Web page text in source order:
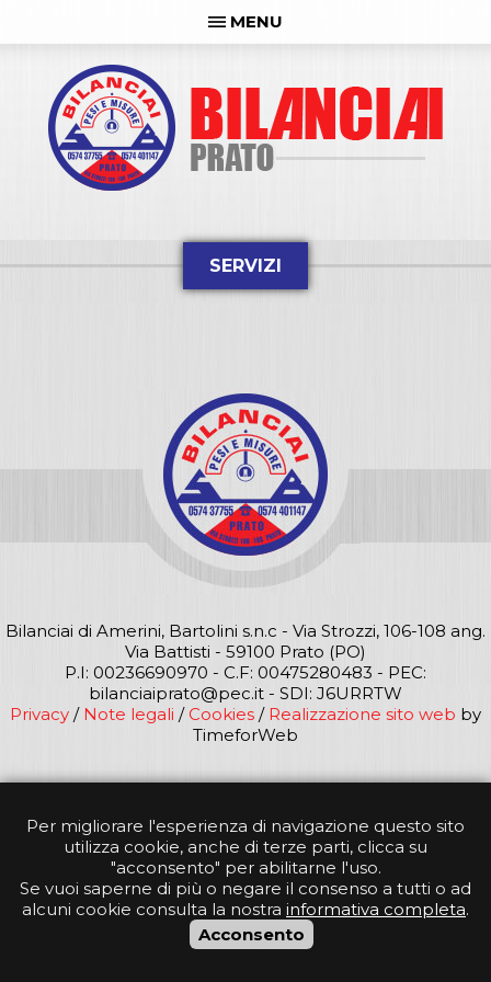
MENU
SERVIZI
Bilanciai di Amerini, Bartolini s.n.c - Via Strozzi, 106-108 ang.
Via Battisti - 59100 Prato (PO)
P.I: 00236690970 - C.F: 00475280483 - PEC:
bilanciaiprato@pec.it - SDI: J6URRTW
Privacy / Note legali / Cookies / Realizzazione sito web by
TimeforWeb
Per migliorare l'esperienza di navigazione questo sito
utilizza cookie, anche di terze parti, clicca su
"acconsento" per abilitarne l'uso.
Se vuoi saperne di più o negare il consenso a tutti o ad
alcuni cookie consulta la nostra informativa completa.
Acconsento